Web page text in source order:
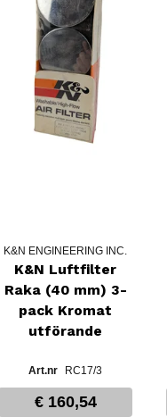
K&N ENGINEERING INC.
K&N Luftfilter
Raka (40 mm) 3-
pack Kromat
utförande
RC17/3
€ 160,54